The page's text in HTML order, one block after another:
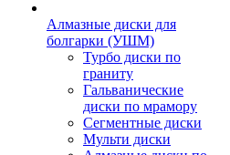
Алмазные диски для
болгарки (УШМ)
Турбо диски по
граниту
Гальванические
диски по мрамору
Сегментные диски
Мульти диски